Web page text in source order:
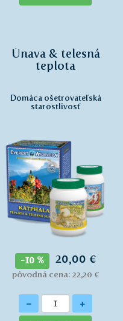
Únava & telesná
teplota
Domáca ošetrovateľská
starostlivosť
-10 % 20,00 €
pôvodná cena: 22,20 €
Množstvo
- +